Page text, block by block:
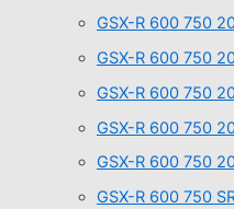
GSX-R 600 750
GSX-R 600 750
GSX-R 600 750
GSX-R 600 750
GSX-R 600 750
GSX-R 600 750